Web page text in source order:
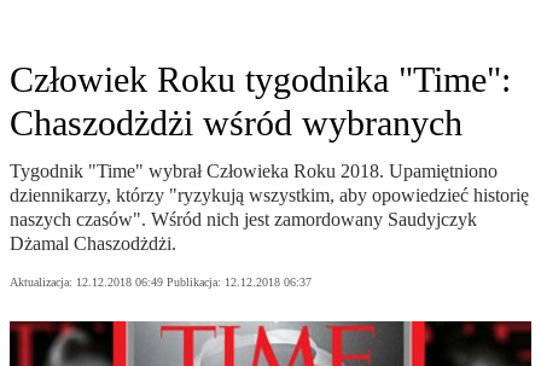
Człowiek Roku tygodnika "Time":
Chaszodżdżi wśród wybranych
Tygodnik "Time" wybrał Człowieka Roku 2018. Upamiętniono
dziennikarzy, którzy "ryzykują wszystkim, aby opowiedzieć historię
naszych czasów". Wśród nich jest zamordowany Saudyjczyk
Dżamal Chaszodżdżi.
Aktualizacja: 12.12.2018 06:49 Publikacja: 12.12.2018 06:37